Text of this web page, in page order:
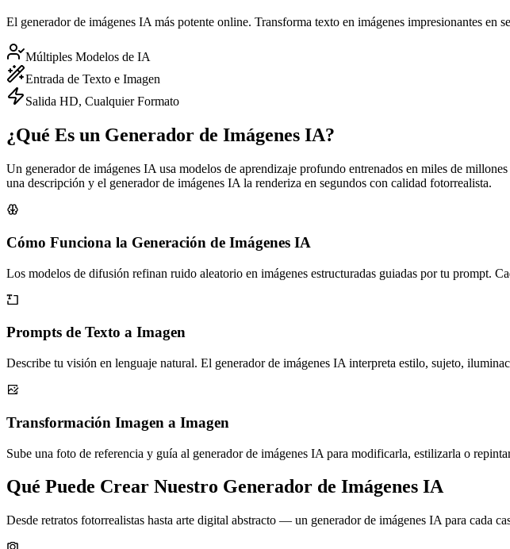
El generador de imágenes IA más potente online. Transforma texto en imágenes impresionantes
Múltiples Modelos de IA
Entrada de Texto e Imagen
Salida HD, Cualquier Formato
¿Qué Es un Generador de Imágenes IA?
Un generador de imágenes IA usa modelos de aprendizaje profundo entrenados en miles de
una descripción y el generador de imágenes IA la renderiza en segundos con calidad fotorrealista.
Cómo Funciona la Generación de Imágenes IA
Los modelos de difusión refinan ruido aleatorio en imágenes estructuradas guiadas por tu prompt.
Prompts de Texto a Imagen
Describe tu visión en lenguaje natural. El generador de imágenes IA interpreta estilo, sujeto,
Transformación Imagen a Imagen
Sube una foto de referencia y guía al generador de imágenes IA para modificarla, estilizarla o
Qué Puede Crear Nuestro Generador de Imágenes IA
Desde retratos fotorrealistas hasta arte digital abstracto — un generador de imágenes IA para cada